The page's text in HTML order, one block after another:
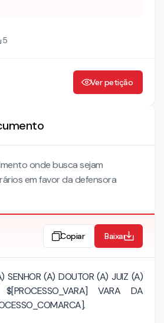
5
Ver petição
onde busca sejam
em favor da defensora
Copiar Baixar
SENHOR (A) DOUTOR (A) JUIZ (A)
VARA DA